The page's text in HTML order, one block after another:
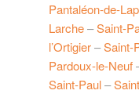
Pantaléon-de-
Larche–Saint-
l’Ortigier–Saint-
Pardoux-le-Neuf
Saint-Paul–